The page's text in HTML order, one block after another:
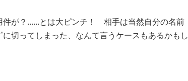
件が？......とは大ピンチ！ 相手は当然自分の名前
切ってしまった、なんて言うケースもあるかもし